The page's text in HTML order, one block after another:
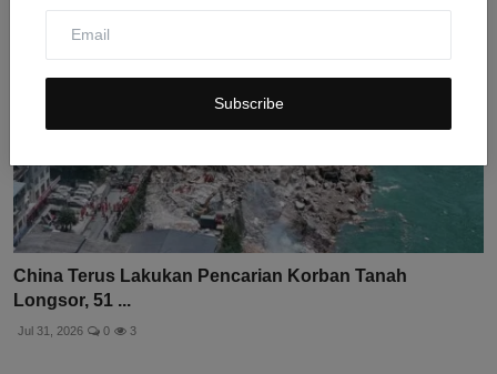
Subscribe
China Terus Lakukan Pencarian Korban Tanah
Longsor, 51 ...
Jul 31, 2026 0 3